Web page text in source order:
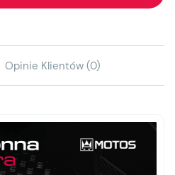
Opinie Klientów (0)